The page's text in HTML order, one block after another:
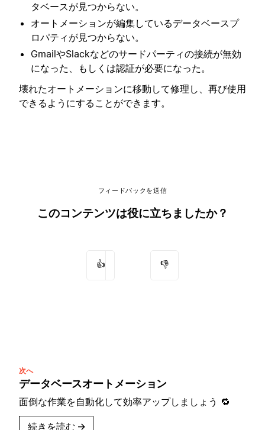
タベースが見つからない。
オートメーションが編集しているデータベースプ
ロパティが見つからない。
GmailやSlackなどのサードパーティの接続が無効
になった、もしくは認証が必要になった。
壊れたオートメーションに移動して修理し、再び使用
できるようにすることができます。
フィードバックを送信
このコンテンツは役に立ちましたか？
👍 👎
次へ
データベースオートメーション
面倒な作業を自動化して効率アップしましょう 🔁
続きを読む →